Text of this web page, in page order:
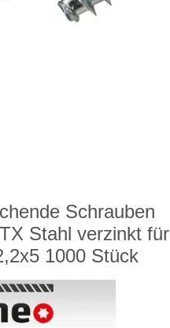
Schrauben
Stahl verzinkt für
1000 Stück